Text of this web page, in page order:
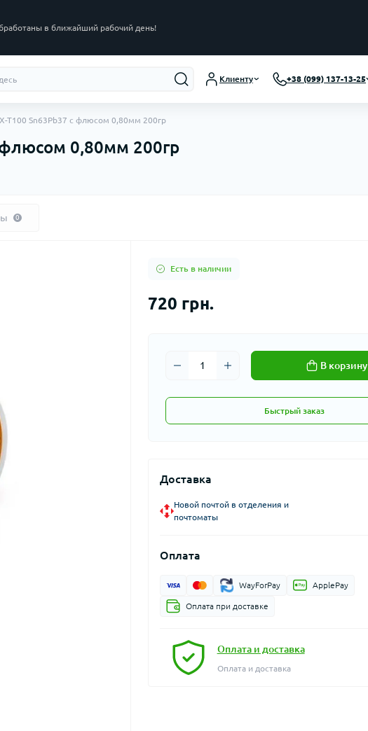
в ближайший рабочий день!
Клиенту +38 (099) 137-13-25
T100 Sn63Pb37 с флюсом 0,80мм 200гр
флюсом 0,80мм 200гр
0
Есть в наличии
720 грн.
В корзину
Быстрый заказ
Доставка
Новой почтой в отделения и
почтоматы
Оплата
WayForPay ApplePay
Оплата при доставке
Оплата и доставка
Оплата и доставка